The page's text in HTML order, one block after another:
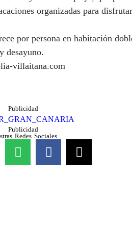
organizadas para disfrutar
por persona en habitación
desayuno.
villaitana.com
Publicidad
Publicidad
Redes Sociales